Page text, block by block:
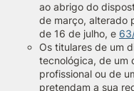
Elogio / Sugestão /
©2026 Instituto
ao abrigo do
de março, alterado
de 16 de julho, e
Os titulares de um
tecnológica, de um
profissional ou de
pretendam a sua